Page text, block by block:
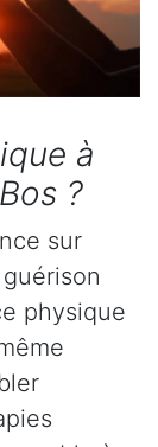
à
?
sur
physique